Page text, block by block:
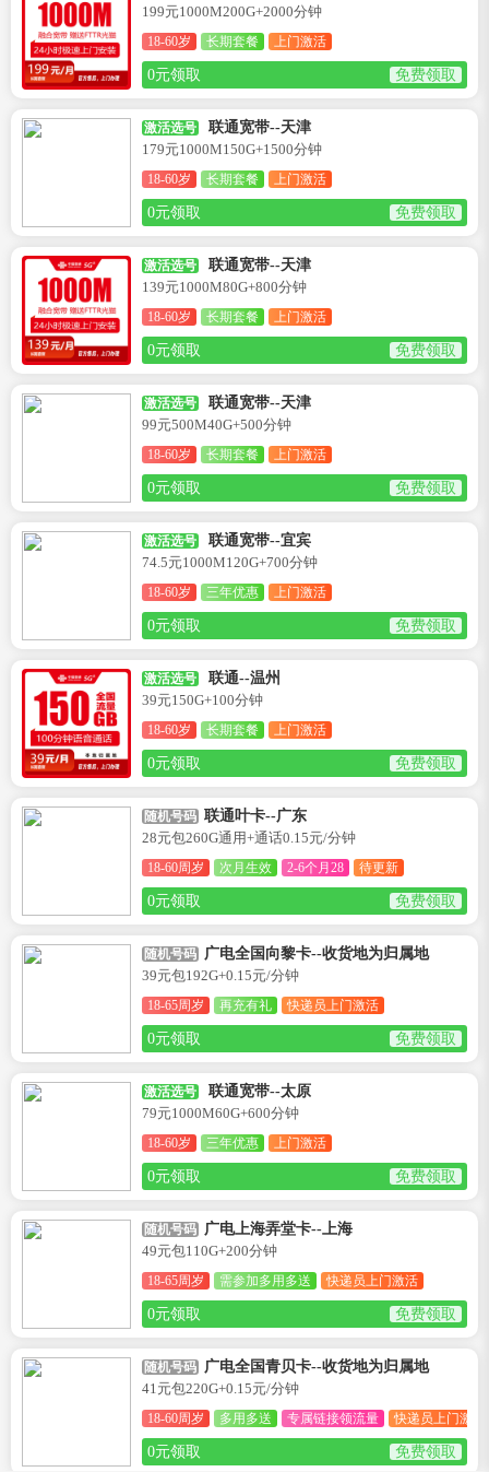
199元1000M200G+2000分钟
18-60岁 长期套餐 上门激活
0元领取 免费领取
激活选号
联通宽带--天津
179元1000M150G+1500分钟
18-60岁 长期套餐 上门激活
0元领取 免费领取
激活选号
联通宽带--天津
139元1000M80G+800分钟
18-60岁 长期套餐 上门激活
0元领取 免费领取
激活选号
联通宽带--天津
99元500M40G+500分钟
18-60岁 长期套餐 上门激活
0元领取 免费领取
激活选号
联通宽带--宜宾
74.5元1000M120G+700分钟
18-60岁 三年优惠 上门激活
0元领取 免费领取
激活选号
联通--温州
39元150G+100分钟
18-60岁 长期套餐 上门激活
0元领取 免费领取
随机号码 联通叶卡--广东
28元包260G通用+通话0.15元/分钟
18-60周岁 次月生效 2-6个月28 待更新
0元领取 免费领取
随机号码 广电全国向黎卡--收货地为归属地
39元包192G+0.15元/分钟
18-65周岁 再充有礼 快递员上门激活
0元领取 免费领取
激活选号
联通宽带--太原
79元1000M60G+600分钟
18-60岁 三年优惠 上门激活
0元领取 免费领取
随机号码 广电上海弄堂卡--上海
49元包110G+200分钟
18-65周岁 需参加多用多送 快递员上门激活
0元领取 免费领取
随机号码 广电全国青贝卡--收货地为归属地
41元包220G+0.15元/分钟
18-60周岁 多用多送 专属链接领流量 快递员上门激活
0元领取 免费领取